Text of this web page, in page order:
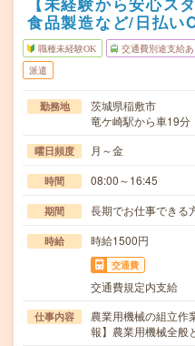
食品製造など/日払い
職種未経験OK 交通費別途支給あ
派遣
勤務地
茨城県稲敷市
竜ケ崎駅から車19分
曜日頻度 月～金
時間 08:00～16:45
期間 長期でお仕事できる
時給 時給1500円
交通費
交通費規定内支給
仕事内容
農業用機械の組立作
報】農業用機械全